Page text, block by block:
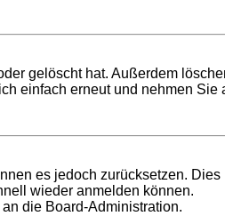
gelöscht hat. Außerdem
einfach erneut und nehmen Sie
es jedoch zurücksetzen.
wieder anmelden können.
die Board-Administration.